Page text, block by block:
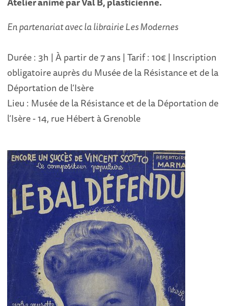
En partenariat avec la librairie Les Modernes
Durée : 3h | À partir de 7 ans | Tarif : 10€ | Inscription
obligatoire auprès du Musée de la Résistance et de la
Déportation de l’Isère
Lieu : Musée de la Résistance et de la Déportation de
l’Isère - 14, rue Hébert à Grenoble